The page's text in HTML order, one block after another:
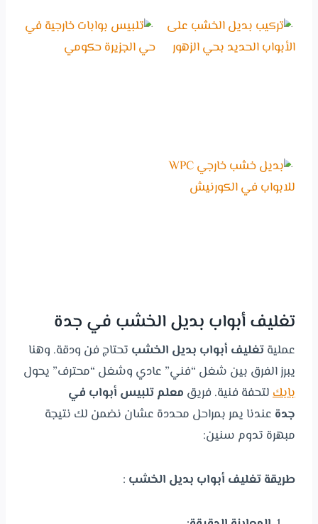
تغليف أبواب بديل الخشب في جدة
عمليةتغليف أبواب بديل الخشب تحتاج فن ودقة. وهنا
يبرز الفرق بين شغل “فني” عادي وشغل “محترف” يحول
بابكلتحفة فنية. فريق معلم تلبيس أبواب في
جدة عندنا يمر بمراحل محددة عشان نضمن لك نتيجة
مبهرة تدوم سنين:
طريقة تغليف أبواب بديل الخشب :